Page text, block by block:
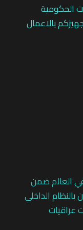
الحكومية
بالاعمال
العالم ضمن
بالنظام الداخلي
عراقيات